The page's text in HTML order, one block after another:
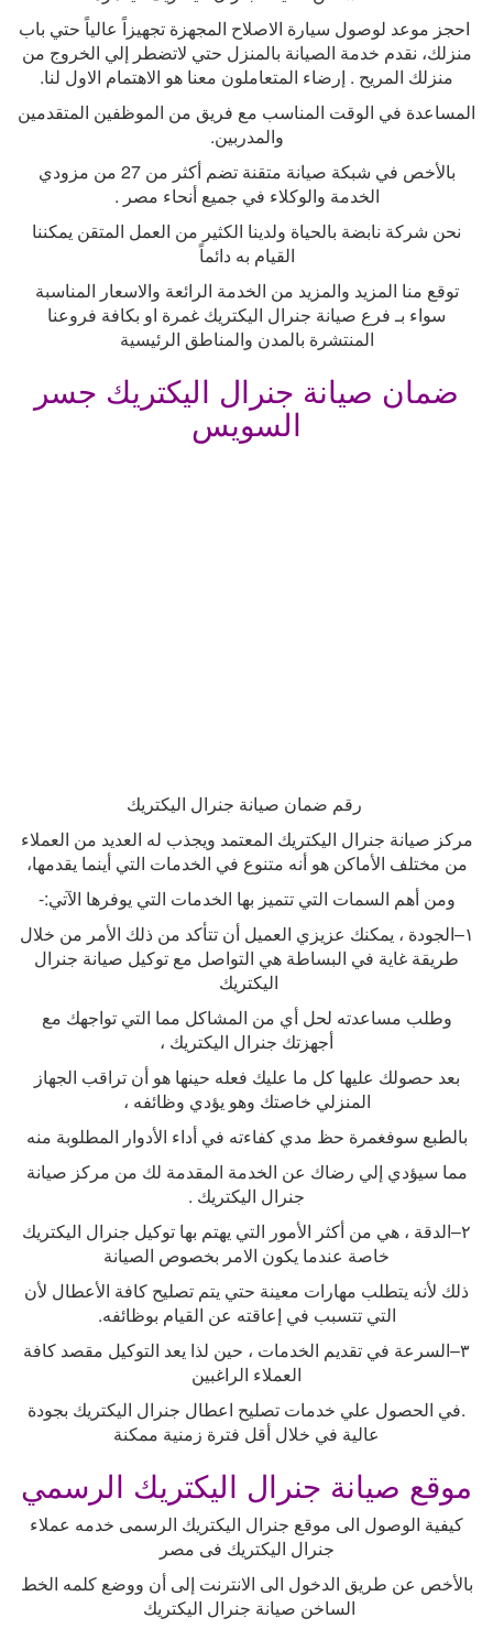
احجز موعد لوصول سيارة الاصلاح المجهزة تجهيزاً عالياً حتي باب
منزلك، نقدم خدمة الصيانة بالمنزل حتي لاتضطر إلي الخروج من
منزلك المريح . إرضاء المتعاملون معنا هو الاهتمام الاول لنا.
المساعدة في الوقت المناسب مع فريق من الموظفين المتقدمين
والمدربين.
بالأخص في شبكة صيانة متقنة تضم أكثر من 27 من مزودي
الخدمة والوكلاء في جميع أنحاء مصر .
نحن شركة نابضة بالحياة ولدينا الكثير من العمل المتقن يمكننا
القيام به دائماً
توقع منا المزيد والمزيد من الخدمة الرائعة والاسعار المناسبة
سواء بـ فرع صيانة جنرال اليكتريك غمرة او بكافة فروعنا
المنتشرة بالمدن والمناطق الرئيسية
ضمان صيانة جنرال اليكتريك جسر
السويس
رقم ضمان صيانة جنرال اليكتريك
مركز صيانة جنرال اليكتريك المعتمد ويجذب له العديد من العملاء
من مختلف الأماكن هو أنه متنوع في الخدمات التي أينما يقدمها،
ومن أهم السمات التي تتميز بها الخدمات التي يوفرها الآتي:-
١–الجودة ، يمكنك عزيزي العميل أن تتأكد من ذلك الأمر من خلال
طريقة غاية في البساطة هي التواصل مع توكيل صيانة جنرال
اليكتريك
وطلب مساعدته لحل أي من المشاكل مما التي تواجهك مع
أجهزتك جنرال اليكتريك ،
بعد حصولك عليها كل ما عليك فعله حينها هو أن تراقب الجهاز
المنزلي خاصتك وهو يؤدي وظائفه ،
بالطبع سوفغمرة حظ مدي كفاءته في أداء الأدوار المطلوبة منه
مما سيؤدي إلي رضاك عن الخدمة المقدمة لك من مركز صيانة
جنرال اليكتريك .
٢–الدقة ، هي من أكثر الأمور التي يهتم بها توكيل جنرال اليكتريك
خاصة عندما يكون الامر بخصوص الصيانة
ذلك لأنه يتطلب مهارات معينة حتي يتم تصليح كافة الأعطال لأن
التي تتسبب في إعاقته عن القيام بوظائفه.
٣–السرعة في تقديم الخدمات ، حين لذا يعد التوكيل مقصد كافة
العملاء الراغبين
.في الحصول علي خدمات تصليح اعطال جنرال اليكتريك بجودة
عالية في خلال أقل فترة زمنية ممكنة
موقع صيانة جنرال اليكتريك الرسمي
كيفية الوصول الى موقع جنرال اليكتريك الرسمى خدمه عملاء
جنرال اليكتريك فى مصر
بالأخص عن طريق الدخول الى الانترنت إلى أن ووضع كلمه الخط
الساخن صيانة جنرال اليكتريك